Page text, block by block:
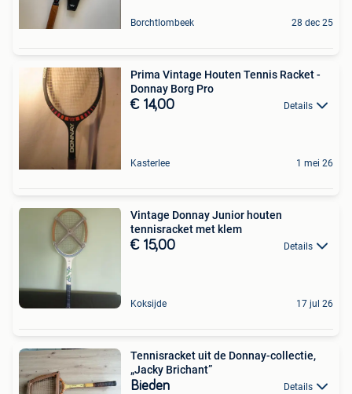
Borchtlombeek 28 dec 25
Prima Vintage Houten Tennis Racket -
Donnay Borg Pro
€ 14,00 Details
Kasterlee 1 mei 26
Vintage Donnay Junior houten
tennisracket met klem
€ 15,00 Details
Koksijde 17 jul 26
Tennisracket uit de Donnay-collectie,
„Jacky Brichant”
Bieden Details